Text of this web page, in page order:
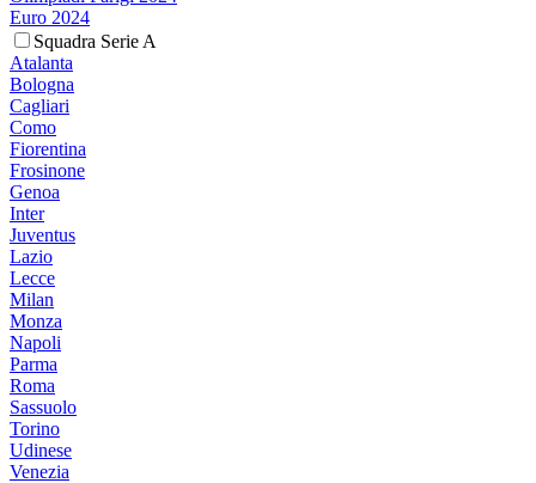
Euro 2024
Squadra Serie A
Atalanta
Bologna
Cagliari
Como
Fiorentina
Frosinone
Genoa
Inter
Juventus
Lazio
Lecce
Milan
Monza
Napoli
Parma
Roma
Sassuolo
Torino
Udinese
Venezia